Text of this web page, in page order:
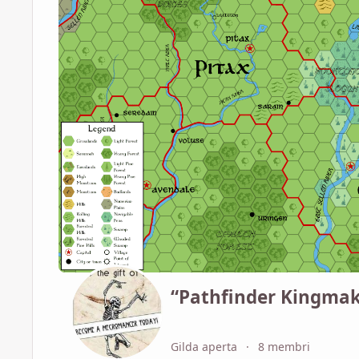
“Pathfinder
Gilda aperta 8 membri